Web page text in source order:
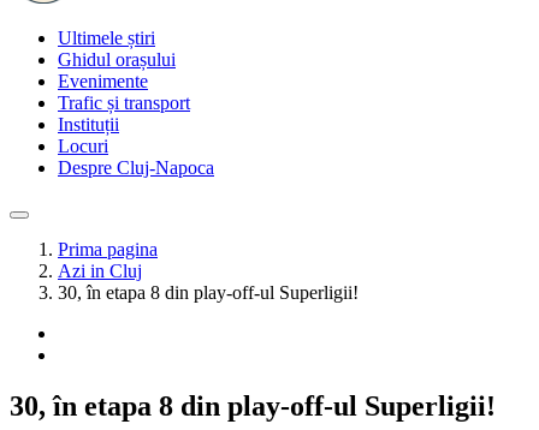
Ultimele știri
Ghidul orașului
Evenimente
Trafic și transport
Instituții
Locuri
Despre Cluj-Napoca
Prima pagina
Azi in Cluj
30, în etapa 8 din play-off-ul Superligii!
30, în etapa 8 din play-off-ul Superligii!